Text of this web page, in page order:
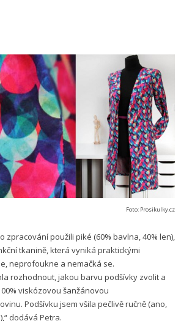
Foto: Prosikulky.cz
zpracování použili piké (60% bavlna, 40% len),
tkanině, která vyniká praktickými
neprofoukne a nemačká se.
rozhodnout, jakou barvu podšívky zvolit a
viskózovou šanžánovou
Podšívku jsem všila pečlivě ručně (ano,
dodává Petra.